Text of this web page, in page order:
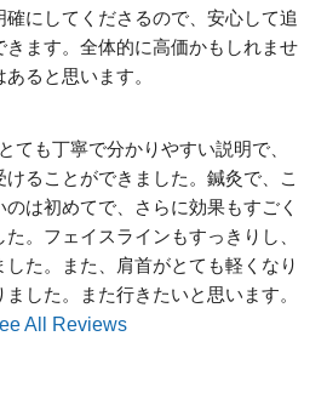
にしてくださるので、安心して追
きます。全体的に高価かもしれませ
ると思います。
とても丁寧で分かりやすい説明で、
ることができました。鍼灸で、こ
のは初めてで、さらに効果もすごく
。フェイスラインもすっきりし、
した。また、肩首がとても軽くなり
した。また行きたいと思います。
All Reviews